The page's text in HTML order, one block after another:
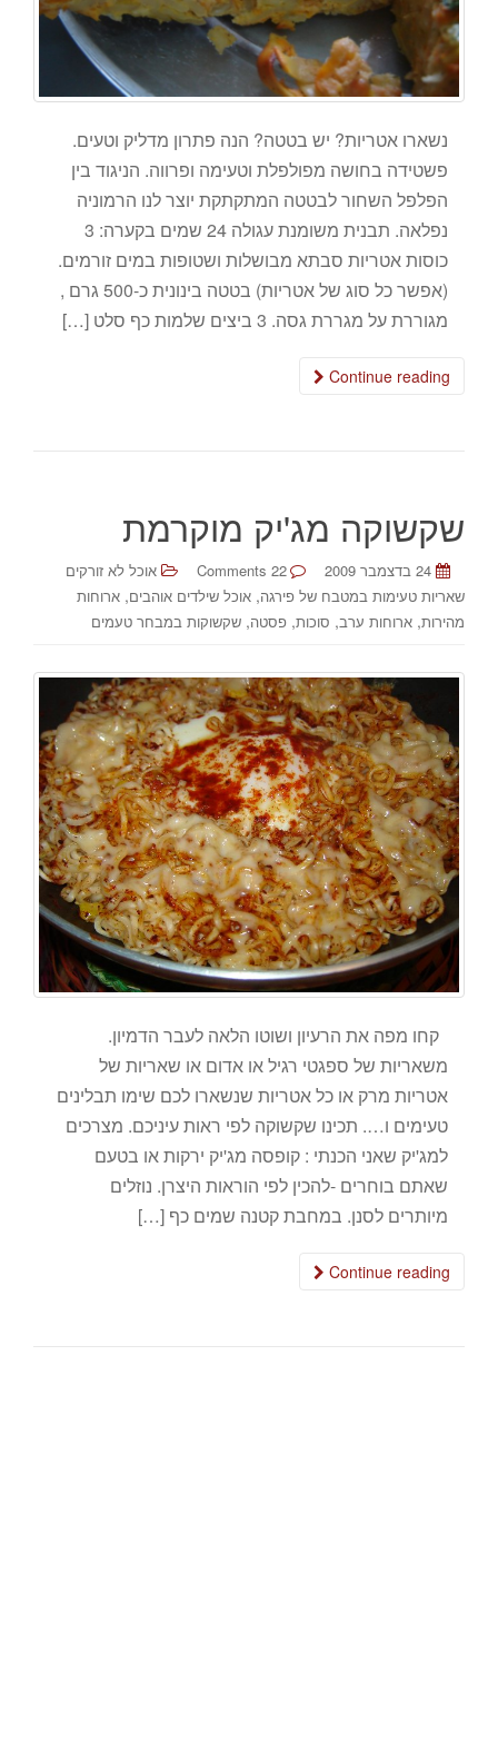
נשארו אטריות? יש בטטה? הנה פתרון מדליק וטעים.
פשטידה בחושה מפולפלת וטעימה ופרווה. הניגוד בין
הפלפל השחור לבטטה המתקתקת יוצר לנו הרמוניה
נפלאה. תבנית משומנת עגולה 24 שמים בקערה: 3
כוסות אטריות סבתא מבושלות ושטופות במים זורמים.
(אפשר כל סוג של אטריות) בטטה בינונית כ-500 גרם ,
מגוררת על מגררת גסה. 3 ביצים שלמות כף סלט […]
Continue reading
שקשוקה מג'יק מוקרמת
24 בדצמבר 2009 22 Comments
אוכל לא זורקים
שאריות טעימות במטבח של פירגה, אוכל שילדים אוהבים, ארוחות
מהירות, ארוחות ערב, סוכות, פסטה, שקשוקות במבחר טעמים
קחו מפה את הרעיון ושוטו הלאה לעבר הדמיון.
משאריות של ספגטי רגיל או אדום או שאריות של
אטריות מרק או כל אטריות שנשארו לכם שימו תבלינים
טעימים ו…. תכינו שקשוקה לפי ראות עיניכם. מצרכים
למג'יק שאני הכנתי : קופסה מג'יק ירקות או בטעם
שאתם בוחרים -להכין לפי הוראות היצרן. נוזלים
מיותרים לסנן. במחבת קטנה שמים כף […]
Continue reading